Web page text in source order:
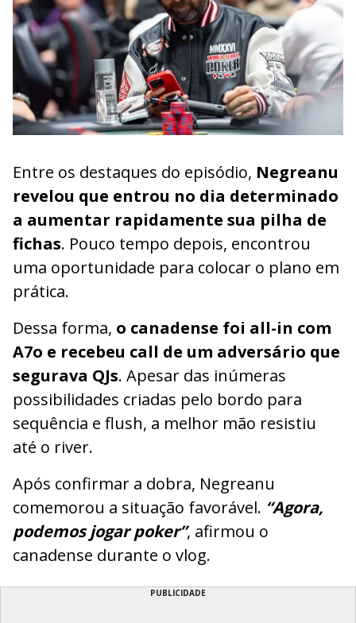
Entre os destaques do episódio, Negreanu
revelou que entrou no dia determinado
a aumentar rapidamente sua pilha de
fichas. Pouco tempo depois, encontrou
uma oportunidade para colocar o plano em
prática.
Dessa forma, o canadense foi all-in com
A7o e recebeu call de um adversário que
segurava QJs. Apesar das inúmeras
possibilidades criadas pelo bordo para
sequência e flush, a melhor mão resistiu
até o river.
Após confirmar a dobra, Negreanu
comemorou a situação favorável. “Agora,
podemos jogar poker”, afirmou o
canadense durante o vlog.
PUBLICIDADE